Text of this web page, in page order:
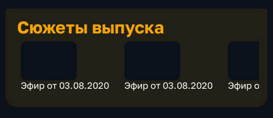
Сюжеты выпуска
Эфир от 03.08.2020 Эфир от 03.08.2020 Эфир от